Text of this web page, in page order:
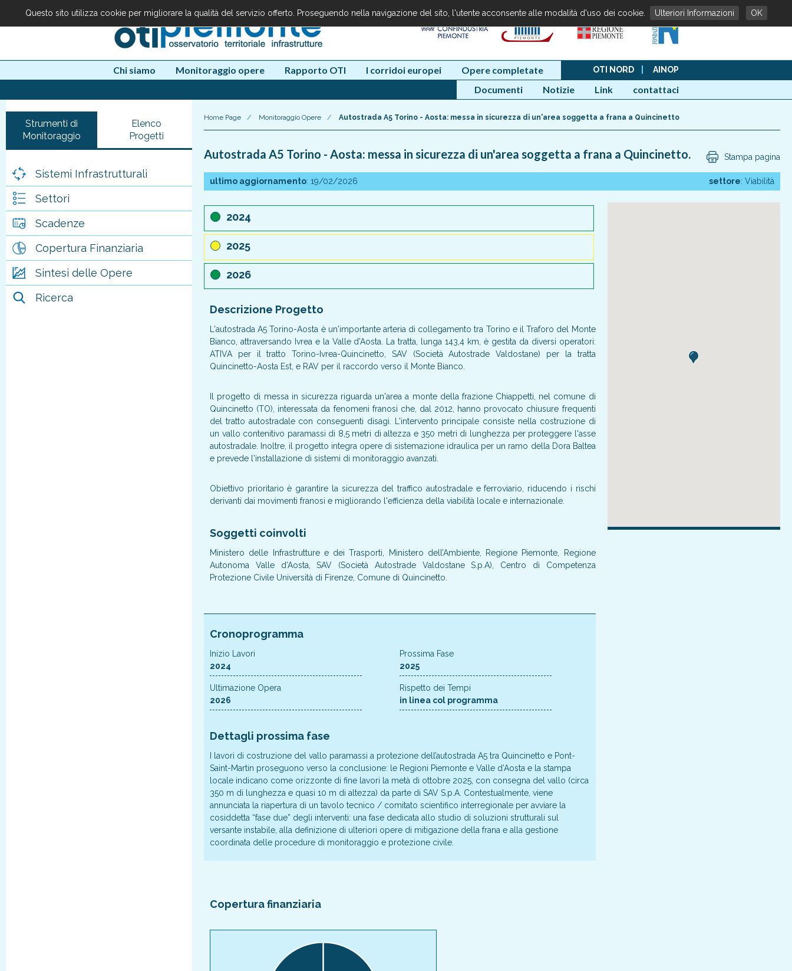
Chi siamo Monitoraggio opere Rapporto OTI I corridoi europei Opere completate OTI NORD AINOP
Documenti Notizie Link contattaci
Strumenti di
Monitoraggio
Elenco
Progetti
Sistemi Infrastrutturali
Settori
Scadenze
Copertura Finanziaria
Sintesi delle Opere
Ricerca
Home Page / Monitoraggio Opere / Autostrada A5 Torino - Aosta: messa in sicurezza di un'area soggetta a frana a Quincinetto
Stampa pagina
Autostrada A5 Torino - Aosta: messa in sicurezza di un'area soggetta a frana a Quincinetto.
ultimo aggiornamento: 19/02/2026 settore: Viabilità
2024
2025
2026
Descrizione Progetto
L'autostrada A5 Torino-Aosta è un'importante arteria di collegamento tra Torino e il Traforo del Monte
Bianco, attraversando Ivrea e la Valle d'Aosta. La tratta, lunga 143,4 km, è gestita da diversi operatori:
ATIVA per il tratto Torino-Ivrea-Quincinetto, SAV (Società Autostrade Valdostane) per la tratta
Quincinetto-Aosta Est, e RAV per il raccordo verso il Monte Bianco.
Il progetto di messa in sicurezza riguarda un'area a monte della frazione Chiappetti, nel comune di
Quincinetto (TO), interessata da fenomeni franosi che, dal 2012, hanno provocato chiusure frequenti
del tratto autostradale con conseguenti disagi. L'intervento principale consiste nella costruzione di
un vallo contenitivo paramassi di 8,5 metri di altezza e 350 metri di lunghezza per proteggere l'asse
autostradale. Inoltre, il progetto integra opere di sistemazione idraulica per un ramo della Dora Baltea
e prevede l'installazione di sistemi di monitoraggio avanzati.
Obiettivo prioritario è garantire la sicurezza del traffico autostradale e ferroviario, riducendo i rischi
derivanti dai movimenti franosi e migliorando l'efficienza della viabilità locale e internazionale.
Soggetti coinvolti
Ministero delle Infrastrutture e dei Trasporti, Ministero dell’Ambiente, Regione Piemonte, Regione
Autonoma Valle d’Aosta, SAV (Società Autostrade Valdostane S.p.A), Centro di Competenza
Protezione Civile Università di Firenze, Comune di Quincinetto.
Cronoprogramma
Inizio Lavori
2024
Prossima Fase
2025
Ultimazione Opera
2026
Rispetto dei Tempi
in linea col programma
Dettagli prossima fase
I lavori di costruzione del vallo paramassi a protezione dell’autostrada A5 tra Quincinetto e Pont-
Saint-Martin proseguono verso la conclusione: le Regioni Piemonte e Valle d’Aosta e la stampa
locale indicano come orizzonte di fine lavori la metà di ottobre 2025, con consegna del vallo (circa
350 m di lunghezza e quasi 10 m di altezza) da parte di SAV S.p.A. Contestualmente, viene
annunciata la riapertura di un tavolo tecnico / comitato scientifico interregionale per avviare la
cosiddetta “fase due” degli interventi: una fase dedicata allo studio di soluzioni strutturali sul
versante instabile, alla definizione di ulteriori opere di mitigazione della frana e alla gestione
coordinata delle procedure di monitoraggio e protezione civile.
Copertura finanziaria
Questo sito utilizza cookie per migliorare la qualità del servizio offerto. Proseguendo nella navigazione del sito, l'utente acconsente alle modalità d'uso dei cookie. Ulteriori Informazioni OK